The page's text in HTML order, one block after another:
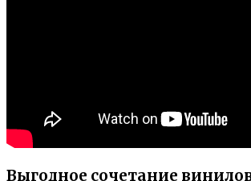
Выгодное сочетание